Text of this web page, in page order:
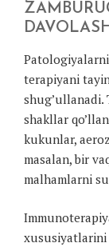
terapiyani
shakllar
kukunlar,
masalan, bir
malhamlarni
xususiyatlarini